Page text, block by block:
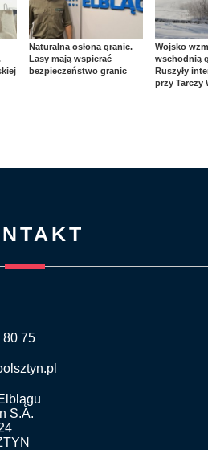
Naturalna osłona granic.
Lasy mają wspierać
bezpieczeństwo granic
Wojsko
wschodnią
Ruszyły
przy Tarczy
80 75
S.A.